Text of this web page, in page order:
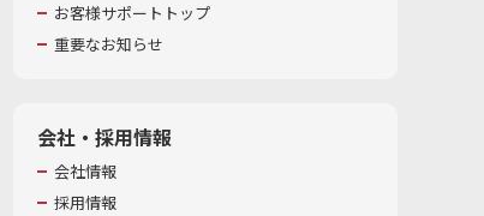
お客様サポートトップ
重要なお知らせ
会社・採用情報
会社情報
採用情報